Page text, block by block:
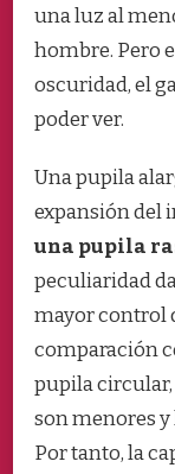
una luz al
hombre. Pero
oscuridad, el
poder ver.
Una pupila
expansión del
una pupila
peculiaridad
mayor control
comparación
pupila
son menores
Por tanto, la